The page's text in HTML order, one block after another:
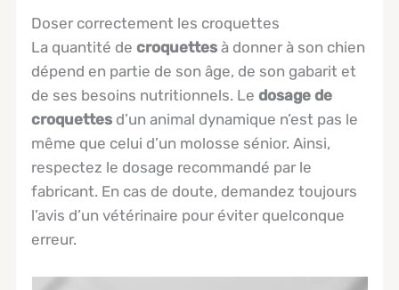
Doser correctement les croquettes
La quantité decroquettesà donner à son chien
dépend en partie de son âge, de son gabarit et
de ses besoins nutritionnels. Ledosage de
croquettes d’un animal dynamique n’est pas le
même que celui d’un molosse sénior. Ainsi,
respectez le dosage recommandé par le
fabricant. En cas de doute, demandez toujours
l’avis d’un vétérinaire pour éviter quelconque
erreur.